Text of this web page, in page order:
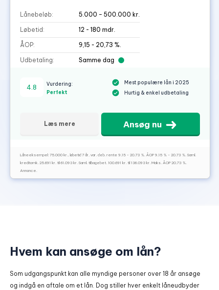
Lånebeløb: 5.000 – 500.000 kr.
Løbetid: 12 - 180 mdr.
ÅOP: 9,15 - 20,73 %.
Udbetaling: Samme dag
Mest populære lån i 2025
Hurtig & enkel udbetaling
4.8
Vurdering:
Perfekt
Ansøg nu
Læs mere
Låneeksempel: 75.000 kr., løbetid 7 år, var. deb. rente 9,15 - 20,73 %. ÅOP 9,15 % - 20,73 %. Saml.
kreditomk. 25.691 kr. til 61.093 kr. Saml. tilbagebet. 100.691 kr. til 136.093 kr. Maks. ÅOP 20,73 %.
Annonce.
Hvem kan ansøge om lån?
Som udgangspunkt kan alle myndige personer over 18 år ansøge
og indgå en aftale om et lån. Dog stiller hver enkelt låneudbyder